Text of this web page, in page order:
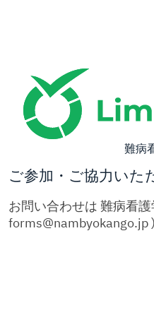
難病
ご参加・ご協力いた
お問い合わせは 難病看
forms@nambyokango.jp